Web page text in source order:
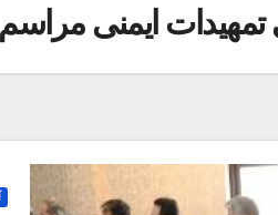
ایمنی